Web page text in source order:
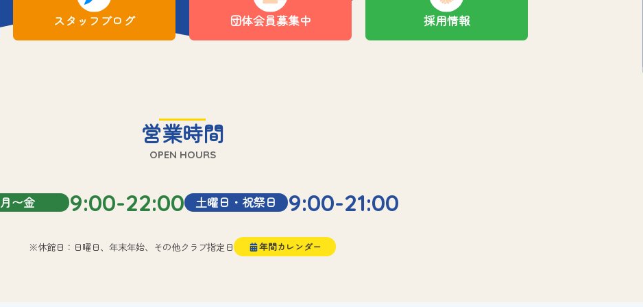
スタッフブログ 団体会員募集中 採用情報
営業時間
OPEN HOURS
月〜金 9:00-22:00 土曜日・祝祭日 9:00-21:00
※休館日：日曜日、年末年始、その他クラブ指定日 年間カレンダー